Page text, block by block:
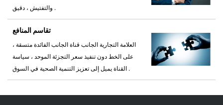
والتفتيش ، دقيق .
تقاسم المنافع
العلامة التجارية الجانب قناة الجانب الفائدة متسقة ،
على الخط دون تنفيذ سعر التجزئة الموحد ، سياسة
القناة يميل إلى تعزيز التنمية الصحية في السوق .